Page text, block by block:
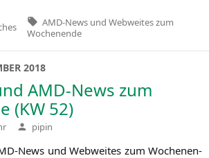
Tags:
AMD-News und Webweites zum
Wochenende
2018
AMD-News zum
(KW 52)
Verfasst
von
pipin
News und Web­wei­tes zum Wochen­en­